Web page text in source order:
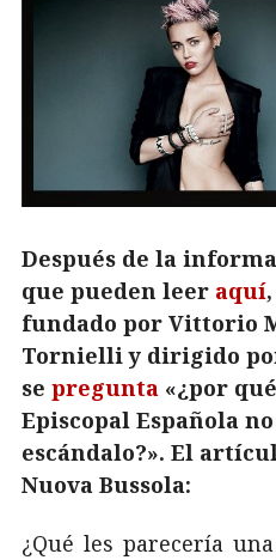
Después de la
que pueden leer aquí
fundado por Vittorio
Tornielli y dirigido
se pregunta «¿por
Episcopal Española
escándalo?». El
Nuova Bussola:
¿Qué les parecería